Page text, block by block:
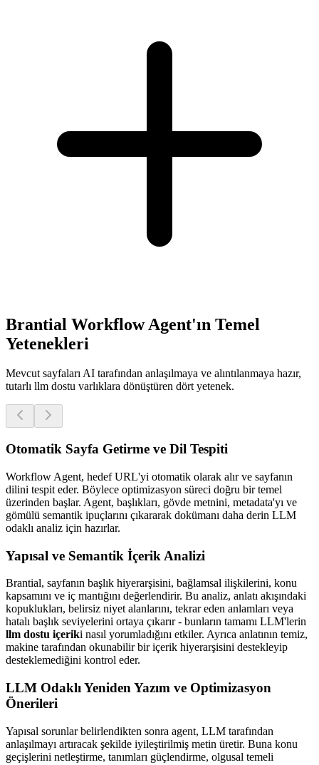
Brantial Workflow Agent'ın Temel
Yetenekleri
Mevcut sayfaları AI tarafından anlaşılmaya ve alıntılanmaya hazır,
tutarlı llm dostu varlıklara dönüştüren dört yetenek.
Otomatik Sayfa Getirme ve Dil Tespiti
Workflow Agent, hedef URL'yi otomatik olarak alır ve sayfanın
dilini tespit eder. Böylece optimizasyon süreci doğru bir temel
üzerinden başlar. Agent, başlıkları, gövde metnini, metadata'yı ve
gömülü semantik ipuçlarını çıkararak dokümanı daha derin LLM
odaklı analiz için hazırlar.
Yapısal ve Semantik İçerik Analizi
Brantial, sayfanın başlık hiyerarşisini, bağlamsal ilişkilerini, konu
kapsamını ve iç mantığını değerlendirir. Bu analiz, anlatı akışındaki
kopuklukları, belirsiz niyet alanlarını, tekrar eden anlamları veya
hatalı başlık seviyelerini ortaya çıkarır - bunların tamamı LLM'lerin
llm dostu içeriki nasıl yorumladığını etkiler. Ayrıca anlatının temiz,
makine tarafından okunabilir bir içerik hiyerarşisini destekleyip
desteklemediğini kontrol eder.
LLM Odaklı Yeniden Yazım ve Optimizasyon
Önerileri
Yapısal sorunlar belirlendikten sonra agent, LLM tarafından
anlaşılmayı artıracak şekilde iyileştirilmiş metin üretir. Buna konu
geçişlerini netleştirme, tanımları güçlendirme, olgusal temeli